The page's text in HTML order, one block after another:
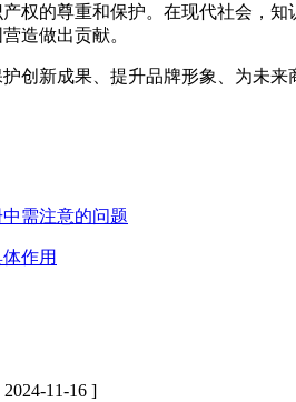
权的尊重和保护。在现代社会，
造做出贡献。
创新成果、提升品牌形象、为未
需注意的问题
作用
2024-11-16 ]